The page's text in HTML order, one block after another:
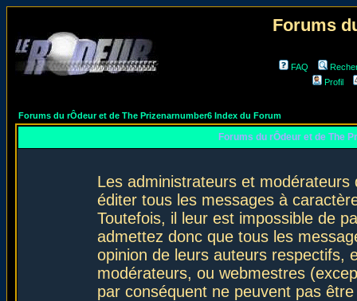
Forums
FAQ
Profil
Forums du rÔdeur et de The Prizenarnumber6 Index du Forum
Forums du rÔdeur et de The
Les administrateurs et
éditer tous les messages à
Toutefois, il leur est impossible de
admettez donc que tous les
opinion de leurs auteurs respectifs,
modérateurs, ou webmestres
par conséquent ne peuvent pas